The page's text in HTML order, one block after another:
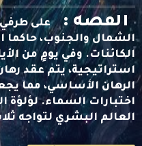
القصه : على طرفي
الشمال والجنوب، حاكما
الكائنات. وفي يومٍ من
استراتيجية، يتم عقد
الرهان الأساسي، مما
اختبارات السماء. لؤلؤة
العالم البشري لتواجه